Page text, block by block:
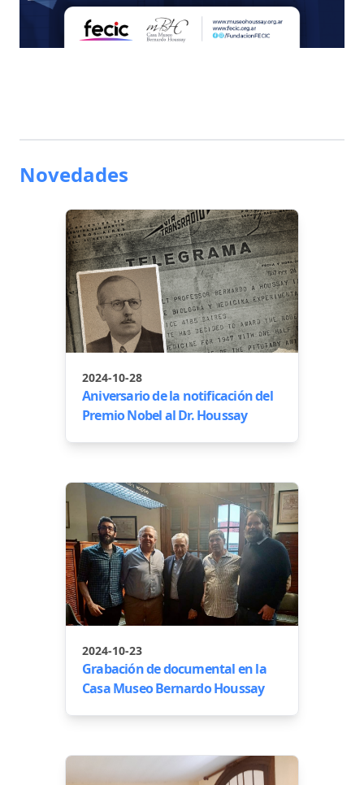
Novedades
2024-10-28
Aniversario de la notificación del
Premio Nobel al Dr. Houssay
2024-10-23
Grabación de documental en la
Casa Museo Bernardo Houssay